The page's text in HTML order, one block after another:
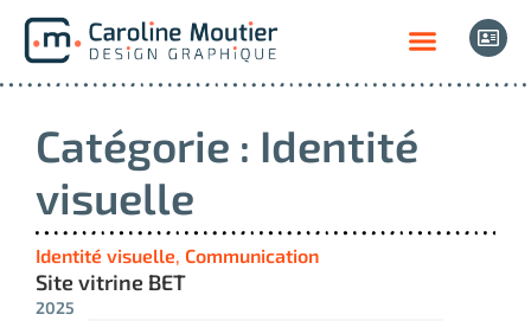
Catégorie : Identité
visuelle
Identité visuelle, Communication
Site vitrine BET
2025